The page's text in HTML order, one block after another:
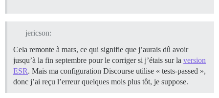
jericson:
Cela remonte à mars, ce qui signifie que j’aurais dû avoir
jusqu’à la fin septembre pour le corriger si j’étais sur la version
ESR. Mais ma configuration Discourse utilise « tests-passed »,
donc j’ai reçu l’erreur quelques mois plus tôt, je suppose.